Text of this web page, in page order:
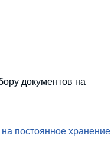
документов на
постоянное хранение